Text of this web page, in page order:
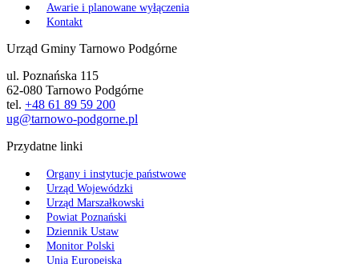
Awarie i planowane wyłączenia
Kontakt
Urząd Gminy Tarnowo Podgórne
ul. Poznańska 115
62-080 Tarnowo Podgórne
tel. +48 61 89 59 200
ug@tarnowo-podgorne.pl
Przydatne linki
Organy i instytucje państwowe
Urząd Wojewódzki
Urząd Marszałkowski
Powiat Poznański
Dziennik Ustaw
Monitor Polski
Unia Europejska